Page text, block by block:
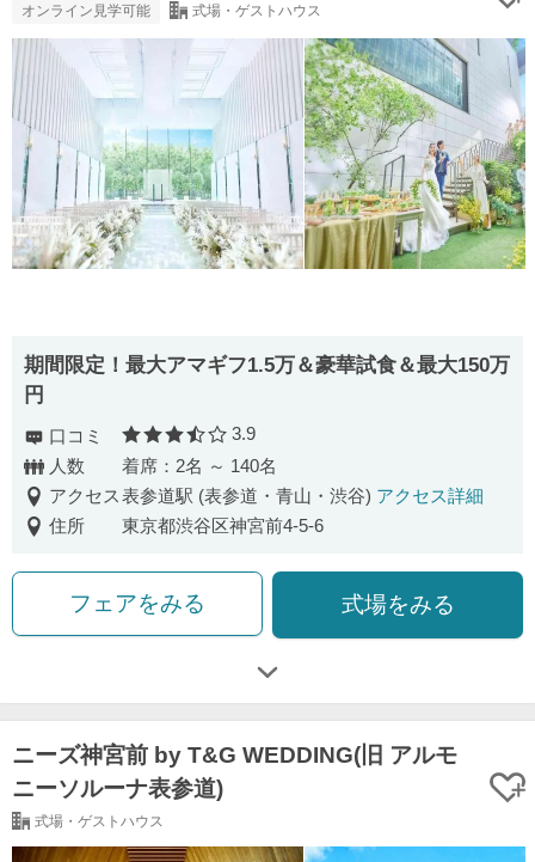
オンライン見学可能 式場・ゲストハウス
期間限定！最大アマギフ1.5万＆豪華試食＆最大150万
円
口コミ 口コミ評価
3.9
人数
着席：2名 ～ 140名
アクセス表参道駅 (表参道・青山・渋谷) アクセス詳細
住所
東京都渋谷区神宮前4-5-6
フェアをみる 式場をみる
ニーズ神宮前 by T&G WEDDING(旧 アルモ
ニーソルーナ表参道)
式場・ゲストハウス